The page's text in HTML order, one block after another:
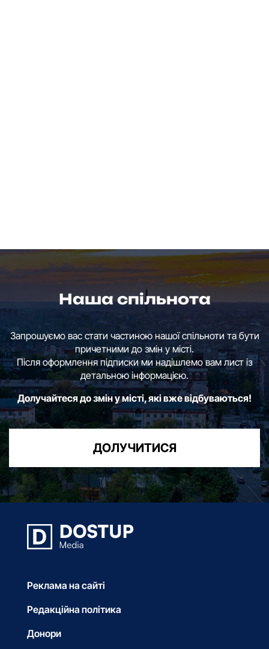
Наша спільнота
Запрошуємо вас стати частиною нашої спільноти та бути
причетними до змін у місті.
Після оформлення підписки ми надішлемо вам лист із
детальною інформацією.
Долучайтеся до змін у місті, які вже відбуваються!
ДОЛУЧИТИСЯ
Реклама на сайті
Редакційна політика
Донори